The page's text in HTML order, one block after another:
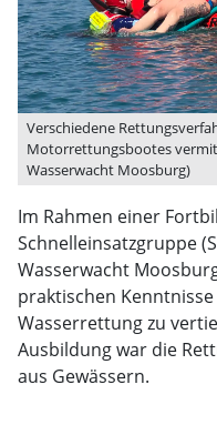
Verschiedene
Motorrettungsbootes
Wasserwacht Moosburg)
Im Rahmen einer
Schnelleinsatzgruppe
Wasserwacht
praktischen
Wasserrettung zu
Ausbildung war die
aus Gewässern.